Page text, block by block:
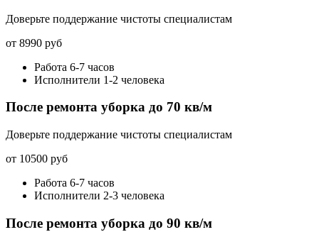
Доверьте поддержание чистоты специалистам
от 8990 руб
Работа 6-7 часов
Исполнители 1-2 человека
После ремонта уборка до 70 кв/м
Доверьте поддержание чистоты специалистам
от 10500 руб
Работа 6-7 часов
Исполнители 2-3 человека
После ремонта уборка до 90 кв/м